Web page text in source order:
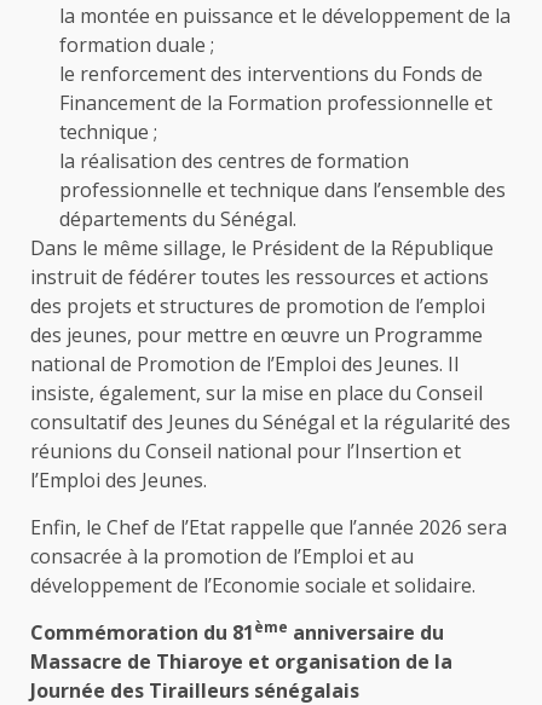
la montée en puissance et le développement de la
formation duale ;
le renforcement des interventions du Fonds de
Financement de la Formation professionnelle et
technique ;
la réalisation des centres de formation
professionnelle et technique dans l’ensemble des
départements du Sénégal.
Dans le même sillage, le Président de la République
instruit de fédérer toutes les ressources et actions
des projets et structures de promotion de l’emploi
des jeunes, pour mettre en œuvre un Programme
national de Promotion de l’Emploi des Jeunes. Il
insiste, également, sur la mise en place du Conseil
consultatif des Jeunes du Sénégal et la régularité des
réunions du Conseil national pour l’Insertion et
l’Emploi des Jeunes.
Enfin, le Chef de l’Etat rappelle que l’année 2026 sera
consacrée à la promotion de l’Emploi et au
développement de l’Economie sociale et solidaire.
Commémoration du 81ème anniversaire du
Massacre de Thiaroye et organisation de la
Journée des Tirailleurs sénégalais